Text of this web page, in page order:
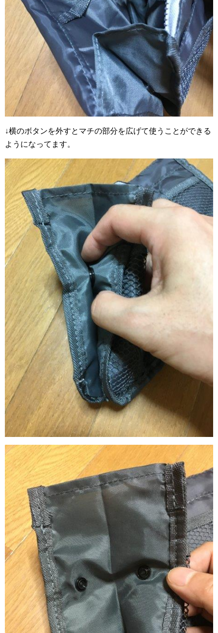
↓横のボタンを外すとマチの部分を広げて使うことができる
ようになってます。